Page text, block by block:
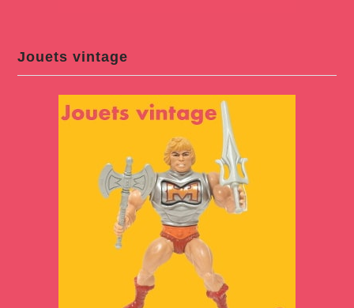
Jouets vintage